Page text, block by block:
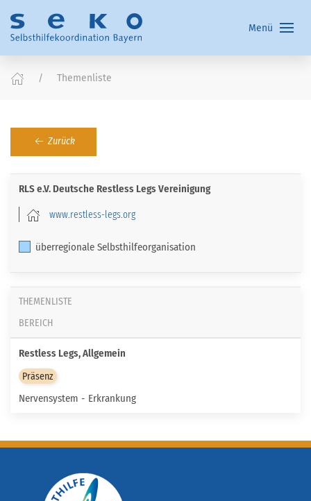
Menü
Themenliste
Zurück
RLS e.V. Deutsche Restless Legs Vereinigung
www.restless-legs.org
überregionale Selbsthilfeorganisation
THEMENLISTE
BEREICH
Restless Legs, Allgemein
Präsenz
Nervensystem - Erkrankung